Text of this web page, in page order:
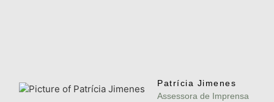
Patrícia Jimenes
Assessora de Imprensa